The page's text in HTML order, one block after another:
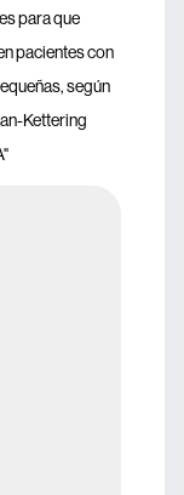
para que
pacientes con
según
Kettering